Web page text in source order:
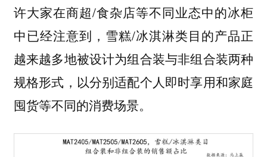
许大家在商超/食杂店等不同业态中的冰柜
中已经注意到，雪糕/冰淇淋类目的产品正
越来越多地被设计为组合装与非组合装两种
规格形式，以分别适配个人即时享用和家庭
囤货等不同的消费场景。